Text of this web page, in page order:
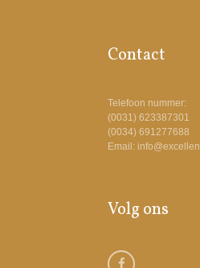
Contact
Telefoon nummer:
(0031) 623387301
(0034) 691277688
Email:
Volg ons